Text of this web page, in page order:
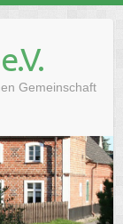
Gemeinschaft